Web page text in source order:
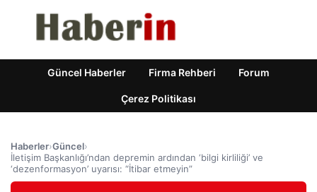
Güncel Haberler Firma Rehberi Forum
Çerez Politikası
Haberler›Güncel›
İletişim Başkanlığı’ndan depremin ardından ‘bilgi kirliliği’ ve
‘dezenformasyon’ uyarısı: “İtibar etmeyin”